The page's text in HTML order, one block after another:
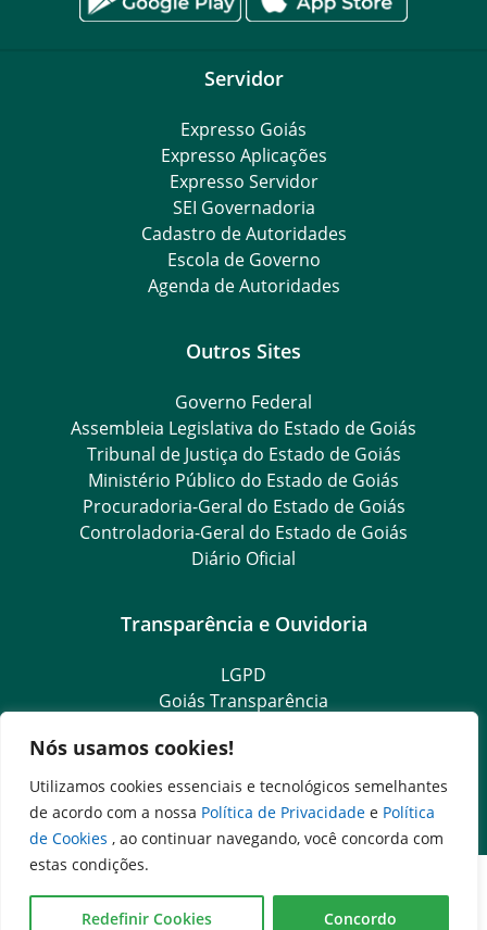
Nós usamos cookies!
Utilizamos cookies essenciais e tecnológicos semelhantes
de acordo com a nossa Política de Privacidade e Política
de Cookies , ao continuar navegando, você concorda com
estas condições.
Redefinir Cookies Concordo
Servidor
Expresso Goiás
Expresso Aplicações
Expresso Servidor
SEI Governadoria
Cadastro de Autoridades
Escola de Governo
Agenda de Autoridades
Outros Sites
Governo Federal
Assembleia Legislativa do Estado de Goiás
Tribunal de Justiça do Estado de Goiás
Ministério Público do Estado de Goiás
Procuradoria-Geral do Estado de Goiás
Controladoria-Geral do Estado de Goiás
Diário Oficial
Transparência e Ouvidoria
LGPD
Goiás Transparência
Ouvidoria Setorial
SIC – Serviço de Informação ao Cidadão
e-SIC – Serviço Eletrônico de Informação ao Cidadão